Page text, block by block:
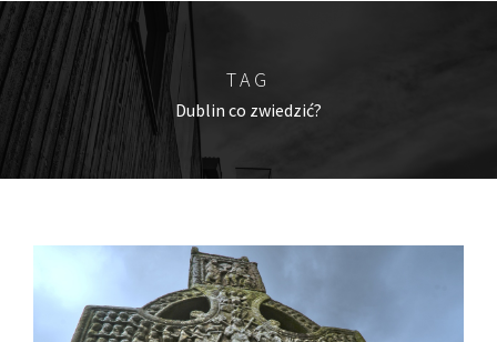
TAG
Dublin co zwiedzić?